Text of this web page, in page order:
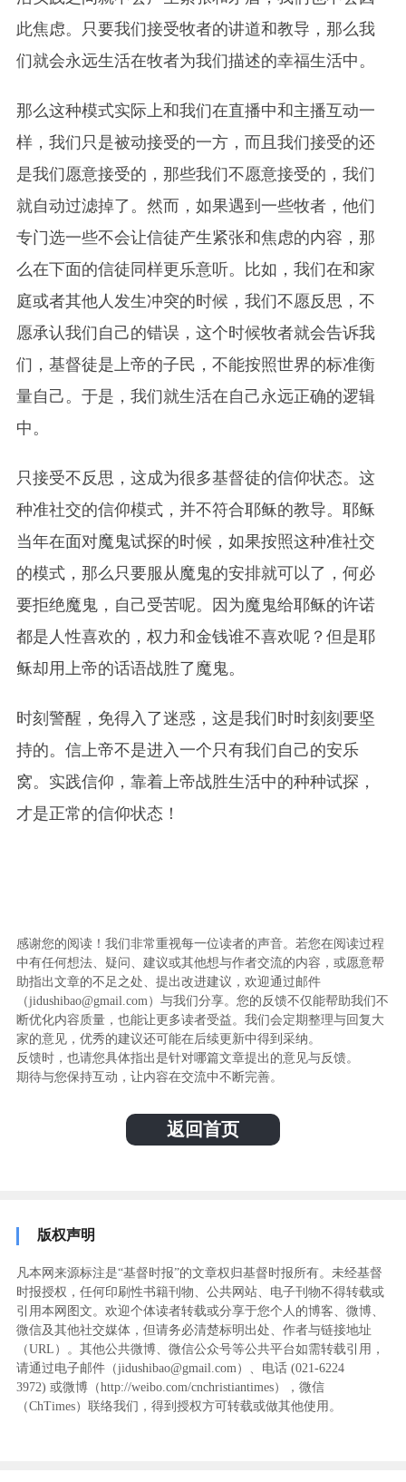
此焦虑。只要我们接受牧者的讲道和教导，那么我
们就会永远生活在牧者为我们描述的幸福生活中。
那么这种模式实际上和我们在直播中和主播互动一
样，我们只是被动接受的一方，而且我们接受的还
是我们愿意接受的，那些我们不愿意接受的，我们
就自动过滤掉了。然而，如果遇到一些牧者，他们
专门选一些不会让信徒产生紧张和焦虑的内容，那
么在下面的信徒同样更乐意听。比如，我们在和家
庭或者其他人发生冲突的时候，我们不愿反思，不
愿承认我们自己的错误，这个时候牧者就会告诉我
们，基督徒是上帝的子民，不能按照世界的标准衡
量自己。于是，我们就生活在自己永远正确的逻辑
中。
只接受不反思，这成为很多基督徒的信仰状态。这
种准社交的信仰模式，并不符合耶稣的教导。耶稣
当年在面对魔鬼试探的时候，如果按照这种准社交
的模式，那么只要服从魔鬼的安排就可以了，何必
要拒绝魔鬼，自己受苦呢。因为魔鬼给耶稣的许诺
都是人性喜欢的，权力和金钱谁不喜欢呢？但是耶
稣却用上帝的话语战胜了魔鬼。
时刻警醒，免得入了迷惑，这是我们时时刻刻要坚
持的。信上帝不是进入一个只有我们自己的安乐
窝。实践信仰，靠着上帝战胜生活中的种种试探，
才是正常的信仰状态！
感谢您的阅读！我们非常重视每一位读者的声音。若您在阅读过程
中有任何想法、疑问、建议或其他想与作者交流的内容，或愿意帮
助指出文章的不足之处、提出改进建议，欢迎通过邮件
（jidushibao@gmail.com）与我们分享。您的反馈不仅能帮助我们不
断优化内容质量，也能让更多读者受益。我们会定期整理与回复大
家的意见，优秀的建议还可能在后续更新中得到采纳。
反馈时，也请您具体指出是针对哪篇文章提出的意见与反馈。
期待与您保持互动，让内容在交流中不断完善。
返回首页
版权声明
凡本网来源标注是“基督时报”的文章权归基督时报所有。未经基督
时报授权，任何印刷性书籍刊物、公共网站、电子刊物不得转载或
引用本网图文。欢迎个体读者转载或分享于您个人的博客、微博、
微信及其他社交媒体，但请务必清楚标明出处、作者与链接地址
（URL）。其他公共微博、微信公众号等公共平台如需转载引用，
请通过电子邮件（jidushibao@gmail.com）、电话 (021-6224
3972) ‬或微博（http://weibo.com/cnchristiantimes），微信
（ChTimes）联络我们，得到授权方可转载或做其他使用。